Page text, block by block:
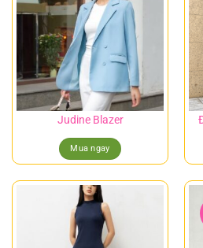
Judine Blazer
Mua ngay